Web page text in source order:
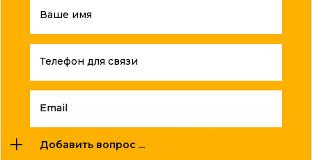
Ваше имя
Телефон для связи
Email
Добавить вопрос ...